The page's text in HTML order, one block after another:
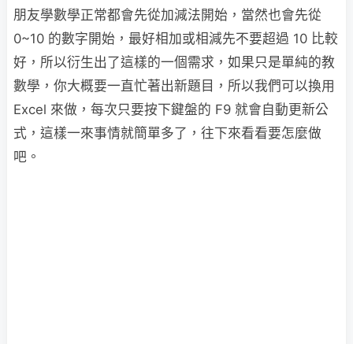
朋友學數學正常都會先從加減法開始，當然也會先從
0~10 的數字開始，最好相加或相減先不要超過 10 比較
好，所以衍生出了這樣的一個需求，如果只是單純的教
數學，你大概要一直忙著出新題目，所以我們可以換用
Excel 來做，每次只要按下鍵盤的 F9 就會自動更新公
式，這樣一來事情就簡單多了，往下來看看要怎麼做
吧。